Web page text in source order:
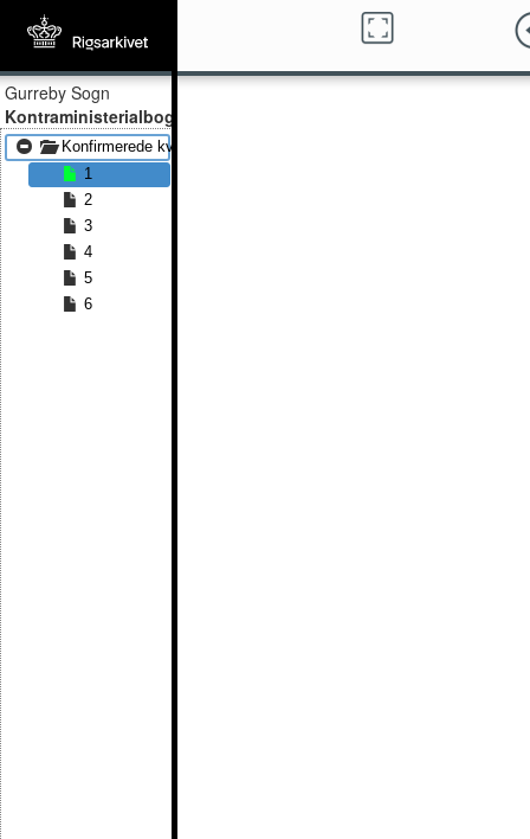
Gurreby Sogn
Kontraministerialbog
Konfirmerede kvinder 1845 - Konfirmerede kvinder 1875
1
2
3
4
5
6